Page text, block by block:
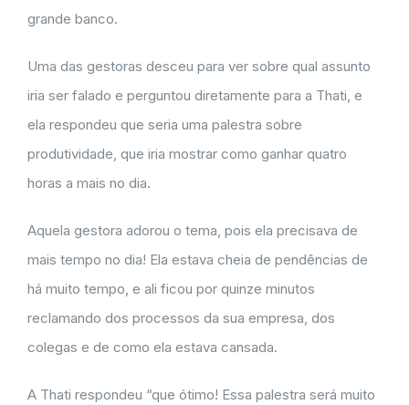
grande banco.
Uma das gestoras desceu para ver sobre qual assunto
iria ser falado e perguntou diretamente para a Thati, e
ela respondeu que seria uma palestra sobre
produtividade, que iria mostrar como ganhar quatro
horas a mais no dia.
Aquela gestora adorou o tema, pois ela precisava de
mais tempo no dia! Ela estava cheia de pendências de
há muito tempo, e ali ficou por quinze minutos
reclamando dos processos da sua empresa, dos
colegas e de como ela estava cansada.
A Thati respondeu “que ótimo! Essa palestra será muito